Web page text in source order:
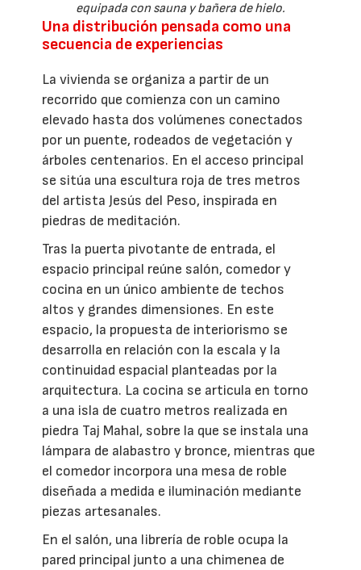
equipada con sauna y bañera de hielo.
Una distribución pensada como una
secuencia de experiencias
La vivienda se organiza a partir de un
recorrido que comienza con un camino
elevado hasta dos volúmenes conectados
por un puente, rodeados de vegetación y
árboles centenarios. En el acceso principal
se sitúa una escultura roja de tres metros
del artista Jesús del Peso, inspirada en
piedras de meditación.
Tras la puerta pivotante de entrada, el
espacio principal reúne salón, comedor y
cocina en un único ambiente de techos
altos y grandes dimensiones. En este
espacio, la propuesta de interiorismo se
desarrolla en relación con la escala y la
continuidad espacial planteadas por la
arquitectura. La cocina se articula en torno
a una isla de cuatro metros realizada en
piedra Taj Mahal, sobre la que se instala una
lámpara de alabastro y bronce, mientras que
el comedor incorpora una mesa de roble
diseñada a medida e iluminación mediante
piezas artesanales.
En el salón, una librería de roble ocupa la
pared principal junto a una chimenea de